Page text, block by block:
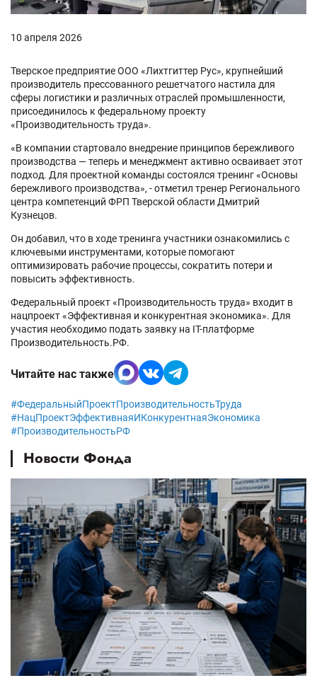
10 апреля 2026
Тверское предприятие ООО «Лихтгиттер Рус», крупнейший
производитель прессованного решетчатого настила для
сферы логистики и различных отраслей промышленности,
присоединилось к федеральному проекту
«Производительность труда».
«В компании стартовало внедрение принципов бережливого
производства — теперь и менеджмент активно осваивает этот
подход. Для проектной команды состоялся тренинг «Основы
бережливого производства», - отметил тренер Регионального
центра компетенций ФРП Тверской области Дмитрий
Кузнецов.
Он добавил, что в ходе тренинга участники ознакомились с
ключевыми инструментами, которые помогают
оптимизировать рабочие процессы, сократить потери и
повысить эффективность.
Федеральный проект «Производительность труда» входит в
нацпроект «Эффективная и конкурентная экономика». Для
участия необходимо подать заявку на IT-платформе
Производительность.РФ.
Читайте нас также
#ФедеральныйПроектПроизводительностьТруда
#НацПроектЭффективнаяИКонкурентнаяЭкономика
#ПроизводительностьРФ
Новости Фонда